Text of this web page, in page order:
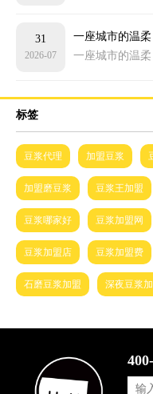
31
2026-07
一座城市的温
一座城市的温
标签
豆浆代理 加盟豆浆
加盟磨豆浆 豆浆王加盟
豆浆哪家好 豆浆加盟网
豆浆加盟店 豆浆加盟费
石磨豆浆加盟 深夜豆浆